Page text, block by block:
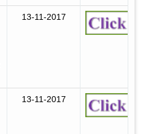
13-11-2017
13-11-2017